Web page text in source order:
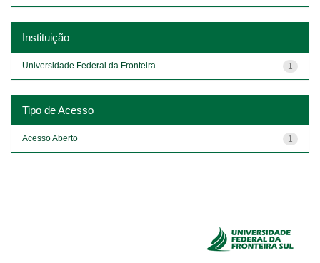
Instituição
1
Universidade Federal da Fronteira...
Tipo de Acesso
1
Acesso Aberto